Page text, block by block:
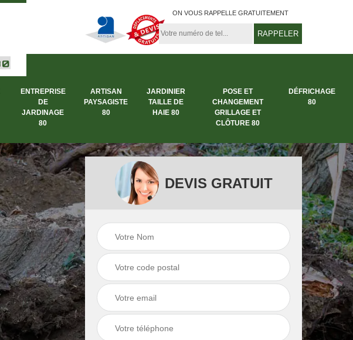
ON VOUS RAPPELLE GRATUITEMENT
ENTREPRISE
DE
JARDINAGE
80
ARTISAN
PAYSAGISTE
80
JARDINIER
TAILLE DE
HAIE 80
POSE ET
CHANGEMENT
GRILLAGE ET
CLÔTURE 80
DÉFRICHAGE
80
Dessouchage arbre
et haie 80
Entreprise abattage
Entreprise de
jardinage 80
DEVIS GRATUIT